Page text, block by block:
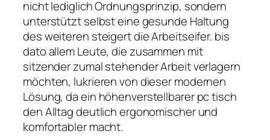
nicht lediglich Ordnungsprinzip, sondern
unterstützt selbst eine gesunde Haltung
des weiteren steigert die Arbeitseifer. bis
dato allem Leute, die zusammen mit
sitzender zumal stehender Arbeit verlagern
möchten, lukrieren von dieser modernen
Lösung, da ein höhenverstellbarer pc tisch
den Alltag deutlich ergonomischer und
komfortabler macht.